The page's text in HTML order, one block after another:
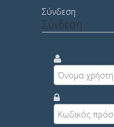
Σύνδεση
Σύνδεση